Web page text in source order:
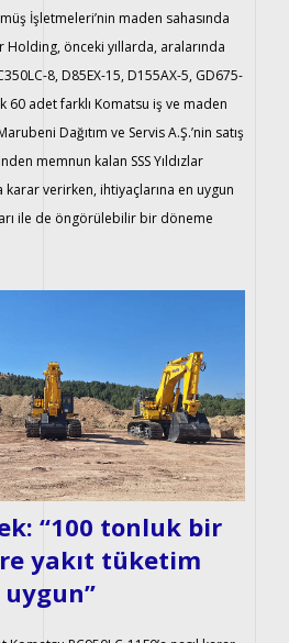
İşletmeleri’nin maden sahasında
Holding, önceki yıllarda, aralarında
8, D85EX-15, D155AX-5, GD675-
60 adet farklı Komatsu iş ve maden
Dağıtım ve Servis A.Ş.’nin satış
memnun kalan SSS Yıldızlar
karar verirken, ihtiyaçlarına en uygun
ile de öngörülebilir bir döneme
“100 tonluk bir
yakıt tüketim